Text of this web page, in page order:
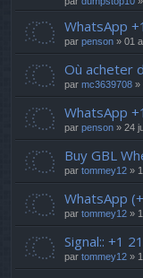
WhatsApp
par penson » 01
Où acheter
par mc3639708 »
WhatsApp
par penson » 24
Buy GBL
par tommey12 »
WhatsApp
par tommey12 »
Signal:: +1
par tommey12 »